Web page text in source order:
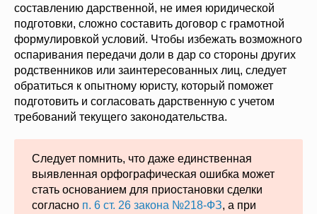
составлению дарственной, не имея юридической
подготовки, сложно составить договор с грамотной
формулировкой условий. Чтобы избежать возможного
оспаривания передачи доли в дар со стороны других
родственников или заинтересованных лиц, следует
обратиться к опытному юристу, который поможет
подготовить и согласовать дарственную с учетом
требований текущего законодательства.
Следует помнить, что даже единственная
выявленная орфографическая ошибка может
стать основанием для приостановки сделки
согласно п. 6 ст. 26 закона №218-ФЗ, а при